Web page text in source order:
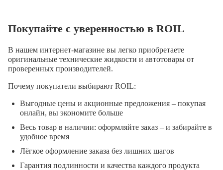
Покупайте с уверенностью в ROIL
В нашем интернет-магазине вы легко приобретаете
оригинальные технические жидкости и автотовары от
проверенных производителей.
Почему покупатели выбирают ROIL:
Выгодные цены и акционные предложения – покупая
онлайн, вы экономите больше
Весь товар в наличии: оформляйте заказ – и забирайте в
удобное время
Лёгкое оформление заказа без лишних шагов
Гарантия подлинности и качества каждого продукта